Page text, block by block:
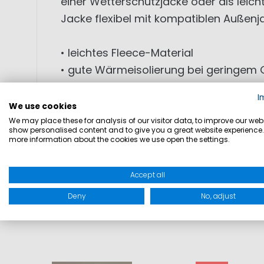
Jacke flexibel mit kompatiblen
• leichtes Fleece-Material
• gute Wärmeisolierung bei geringem
• Atmungsaktiv
• Einzipp-Option für kompatible
• zwei Seitentaschen mit
• funktionales, schlichtes Design
MATERIAL: Außenmaterial: 100%
We use cookies
We may place these for analysis of our visitor data, to improve our
show personalised content and to give you a great website experience.
more information about the cookies we use open the settings.
Accept all
Deny No, adjust